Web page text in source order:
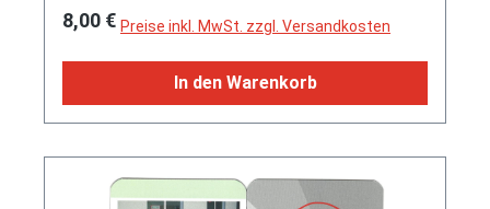
Regulärer Preis:
8,00 € Preise inkl. MwSt. zzgl. Versandkosten
In den Warenkorb